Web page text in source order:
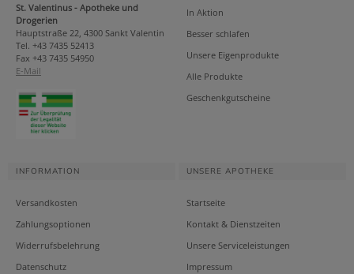
St. Valentinus - Apotheke und
Drogerien
Hauptstraße 22, 4300 Sankt Valentin
Tel. +43 7435 52413
Fax +43 7435 54950
E-Mail
In Aktion
Besser schlafen
Unsere Eigenprodukte
Alle Produkte
Geschenkgutscheine
INFORMATION
Versandkosten
Zahlungsoptionen
Widerrufsbelehrung
Datenschutz
UNSERE APOTHEKE
Startseite
Kontakt & Dienstzeiten
Unsere Serviceleistungen
Impressum